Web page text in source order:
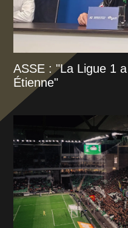
ASSE : "La Ligue 1
Étienne"